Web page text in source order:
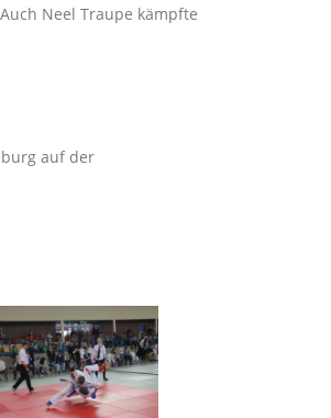
Neel Traupe kämpfte
auf der